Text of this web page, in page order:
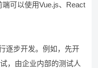
可以使用Vue.js、React
逐步开发。例如，先开
，由企业内部的测试人